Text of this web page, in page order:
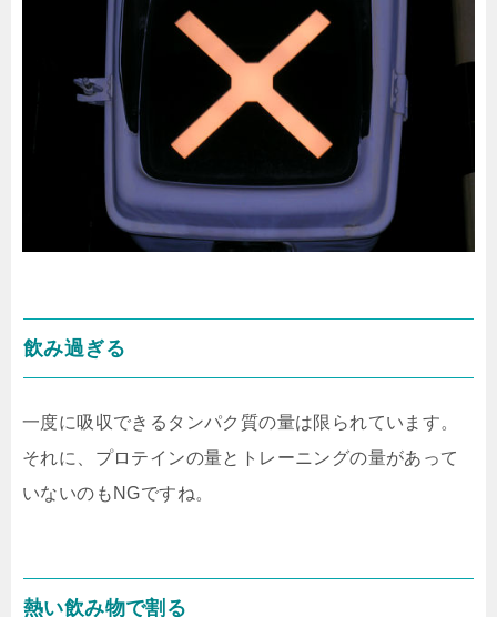
飲み過ぎる
一度に吸収できるタンパク質の量は限られています。
それに、プロテインの量とトレーニングの量があって
いないのもNGですね。
熱い飲み物で割る